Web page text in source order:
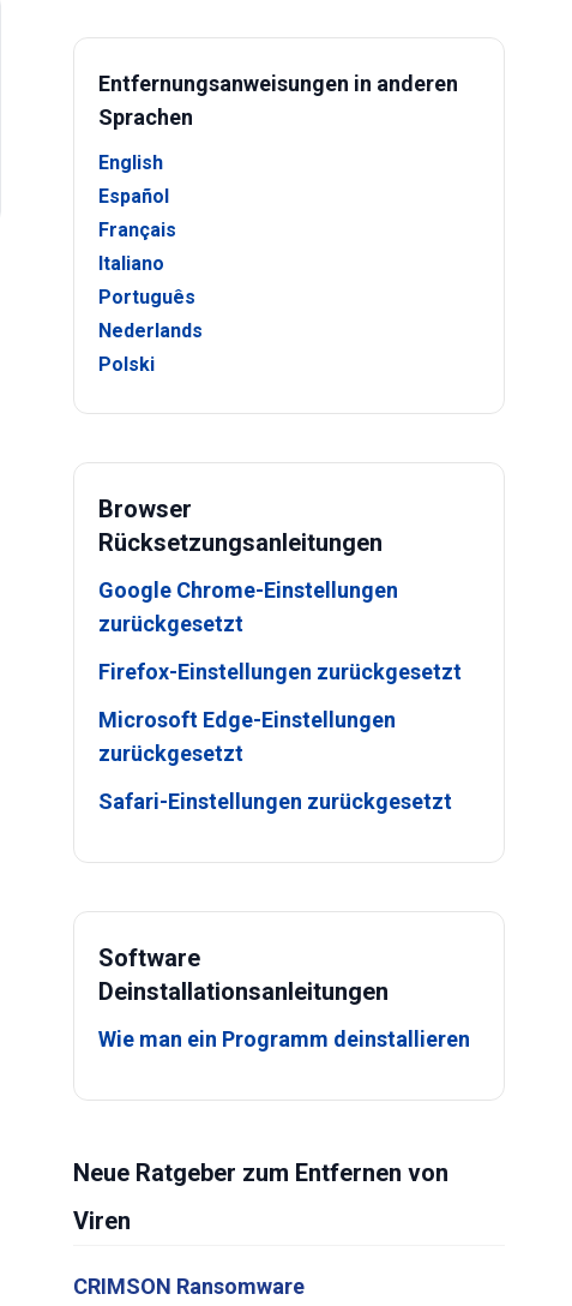
Entfernungsanweisungen in anderen
Sprachen
English
Español
Français
Italiano
Português
Nederlands
Polski
Browser
Rücksetzungsanleitungen
Google Chrome-Einstellungen
zurückgesetzt
Firefox-Einstellungen zurückgesetzt
Microsoft Edge-Einstellungen
zurückgesetzt
Safari-Einstellungen zurückgesetzt
Software
Deinstallationsanleitungen
Wie man ein Programm deinstallieren
Neue Ratgeber zum Entfernen von
Viren
CRIMSON Ransomware